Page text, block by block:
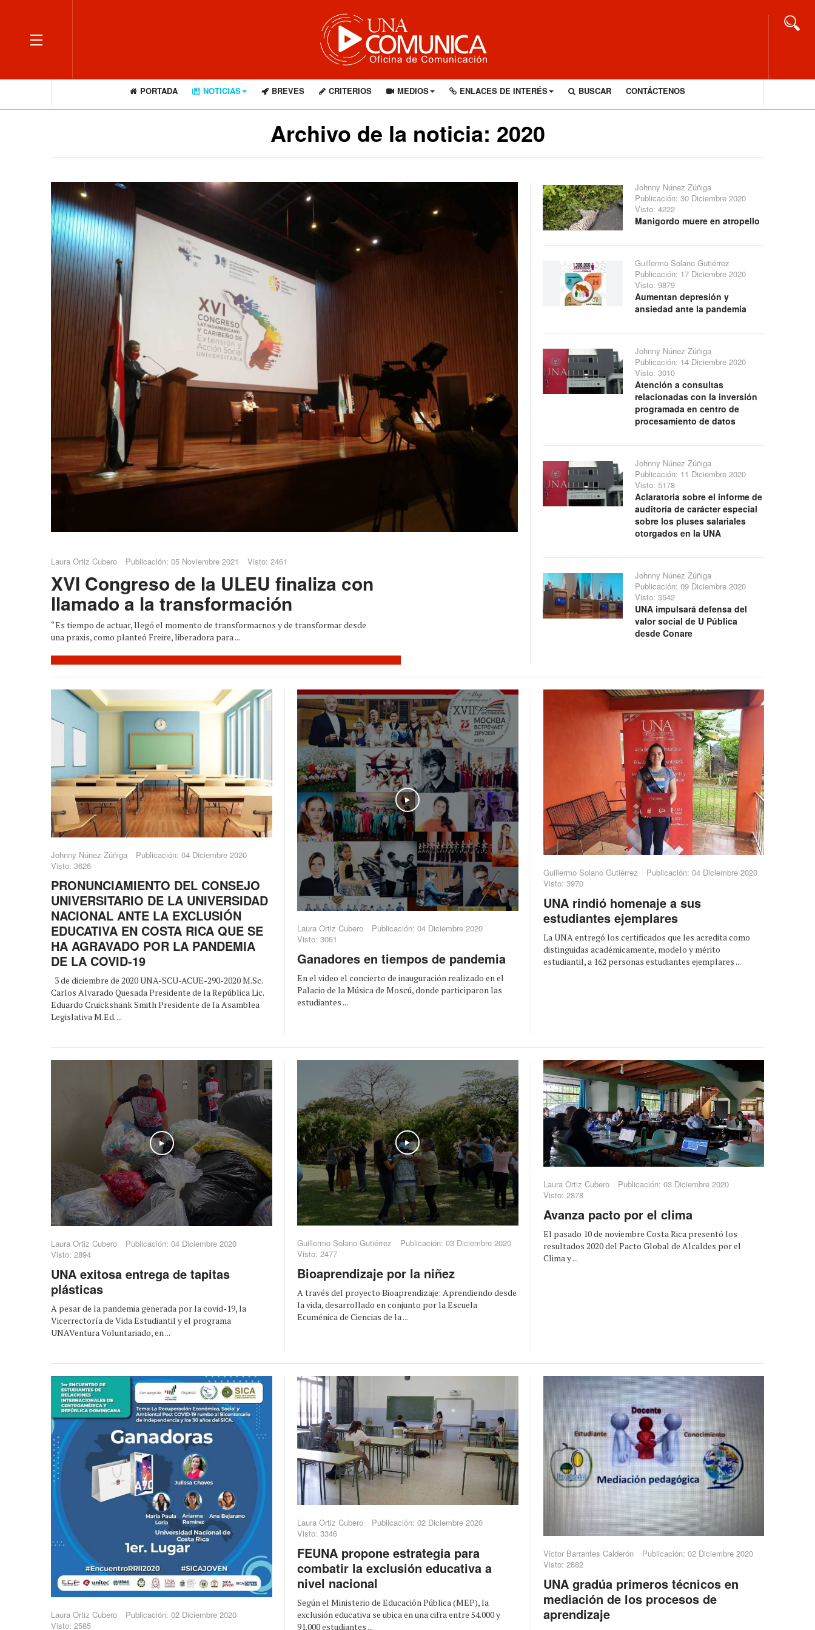
OFF CANVAS
PORTADA NOTICIAS BREVES CRITERIOS MEDIOS ENLACES DE INTERÉS BUSCAR CONTÁCTENOS
Archivo de la noticia: 2020
Laura Ortiz Cubero Publicación: 05 Noviembre 2021 Visto: 2461
XVI Congreso de la ULEU finaliza con
llamado a la transformación
“Es tiempo de actuar, llegó el momento de transformarnos y de transformar desde
una praxis, como planteó Freire, liberadora para ...
Johnny Núnez Zúñiga
Publicación: 30 Diciembre 2020
Visto: 4222
Manigordo muere en atropello
Guillermo Solano Gutiérrez
Publicación: 17 Diciembre 2020
Visto: 9879
Aumentan depresión y
ansiedad ante la pandemia
Johnny Núnez Zúñiga
Publicación: 14 Diciembre 2020
Visto: 3010
Atención a consultas
relacionadas con la inversión
programada en centro de
procesamiento de datos
Johnny Núnez Zúñiga
Publicación: 11 Diciembre 2020
Visto: 5178
Aclaratoria sobre el informe de
auditoría de carácter especial
sobre los pluses salariales
otorgados en la UNA
Johnny Núnez Zúñiga
Publicación: 09 Diciembre 2020
Visto: 3542
UNA impulsará defensa del
valor social de U Pública
desde Conare
Johnny Núnez Zúñiga
Publicación: 04 Diciembre 2020
Visto: 3626
PRONUNCIAMIENTO DEL CONSEJO
UNIVERSITARIO DE LA UNIVERSIDAD
NACIONAL ANTE LA EXCLUSIÓN
EDUCATIVA EN COSTA RICA QUE SE
HA AGRAVADO POR LA PANDEMIA
DE LA COVID-19
3 de diciembre de 2020 UNA-SCU-ACUE-290-2020 M.Sc.
Carlos Alvarado Quesada Presidente de la República Lic.
Eduardo Cruickshank Smith Presidente de la Asamblea
Legislativa M.Ed. ...
Play
Laura Ortiz Cubero
Publicación: 04 Diciembre 2020
Visto: 3061
Ganadores en tiempos de pandemia
En el video el concierto de inauguración realizado en el
Palacio de la Música de Moscú, donde participaron las
estudiantes ...
Guillermo Solano Gutiérrez
Publicación: 04 Diciembre 2020
Visto: 3970
UNA rindió homenaje a sus
estudiantes ejemplares
La UNA entregó los certificados que les acredita como
distinguidas académicamente, modelo y mérito
estudiantil, a 162 personas estudiantes ejemplares ...
Play
Laura Ortiz Cubero
Publicación: 04 Diciembre 2020
Visto: 2894
UNA exitosa entrega de tapitas
plásticas
A pesar de la pandemia generada por la covid-19, la
Vicerrectoría de Vida Estudiantil y el programa
UNAVentura Voluntariado, en ...
Play
Guillermo Solano Gutiérrez
Publicación: 03 Diciembre 2020
Visto: 2477
Bioaprendizaje por la niñez
A través del proyecto Bioaprendizaje: Aprendiendo desde
la vida, desarrollado en conjunto por la Escuela
Ecuménica de Ciencias de la ...
Laura Ortiz Cubero
Publicación: 03 Diciembre 2020
Visto: 2878
Avanza pacto por el clima
El pasado 10 de noviembre Costa Rica presentó los
resultados 2020 del Pacto Global de Alcaldes por el
Clima y ...
Laura Ortiz Cubero
Publicación: 02 Diciembre 2020
Visto: 2585
Laura Ortiz Cubero
Publicación: 02 Diciembre 2020
Visto: 3346
FEUNA propone estrategia para
combatir la exclusión educativa a
nivel nacional
Según el Ministerio de Educación Pública (MEP), la
exclusión educativa se ubica en una cifra entre 54.000 y
91.000 estudiantes ...
Victor Barrantes Calderón
Publicación: 02 Diciembre 2020
Visto: 2882
UNA gradúa primeros técnicos en
mediación de los procesos de
aprendizaje